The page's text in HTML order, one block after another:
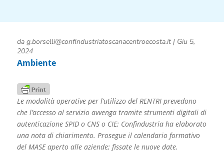
da g.borselli@confindustriatoscanacentroecosta.it| Giu 5,
2024
Ambiente
Le modalità operative per l’utilizzo del RENTRI prevedono
che l’accesso al servizio avvenga tramite strumenti digitali di
autenticazione SPID o CNS o CIE; Confindustria ha elaborato
una nota di chiarimento. Prosegue il calendario formativo
del MASE aperto alle aziende; fissate le nuove date.